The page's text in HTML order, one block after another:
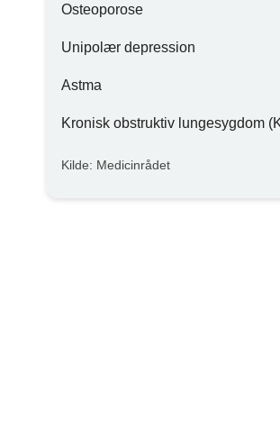
Osteoporose
Unipolær depression
Astma
Kronisk obstruktiv lungesygdom
Kilde: Medicinrådet